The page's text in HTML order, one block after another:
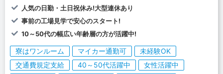
人気の日勤・土日祝休み!大型連休あり
事前の工場見学で安心のスタート!
10～50代の幅広い年齢層の方が活躍中!
寮はワンルーム マイカー通勤可
未経験OK
交通費規定支給
40～50代活躍中
女性活躍中